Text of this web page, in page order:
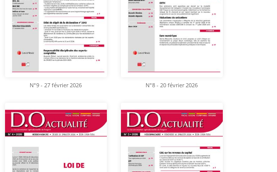
N°9 - 27 février 2026 N°8 - 20 février 2026